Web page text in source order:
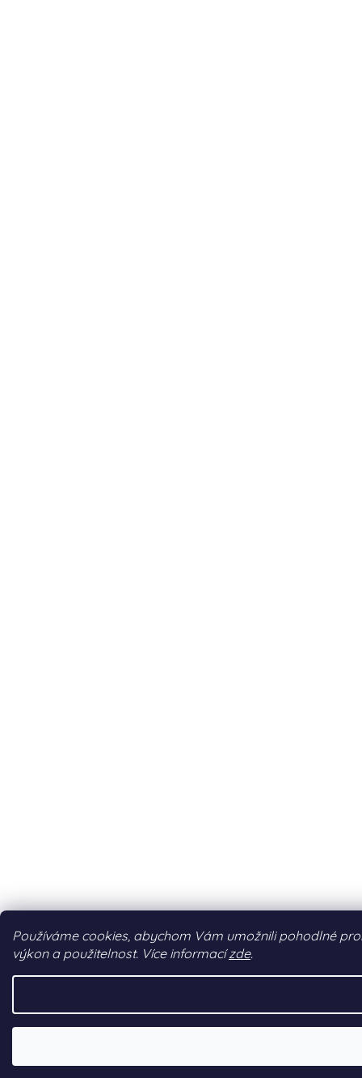
Používáme cookies, abychom Vám umožnili pohodlné
výkon a použitelnost. Více informacízde.